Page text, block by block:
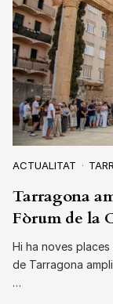
ACTUALITAT
Tarragona
Fòrum de la
Hi ha noves places
de Tarragona
…